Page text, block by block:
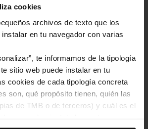
cookies
archivos de texto que los
en tu navegador con varias
te informamos de la tipología
sitio web puede instalar en tu
cookies de cada tipología concreta
son, qué propósito tienen, quién las
de TMB o de terceros) y cuál es el
obres de millora de
de l’intercanviador de Clot